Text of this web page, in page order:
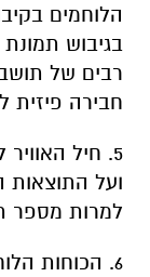
הלוחמים
בגיבוש
רבים של
חבירה פיזית
5. חיל
ועל התוצאות
למרות מספר
6. הכוחות